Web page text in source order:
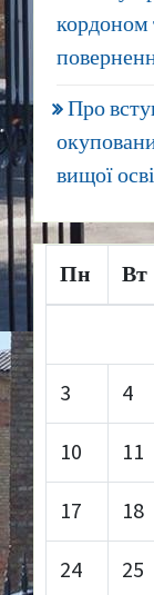
кордоном
Про
вищої
Пн Вт
3 4
10 11
17 18
24 25